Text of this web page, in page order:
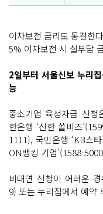
이차보전 금리도 동결한
5% 이차보전 시 실부담
2일부터 서울신보 누리
능
중소기업 육성자금 신
한은행 ‘신한 쏠비즈
1111), 국민은행 ‘KB스
ON뱅킹 기업’(1588-
비대면 신청이 어려운
9) 또는 누리집에서 예약